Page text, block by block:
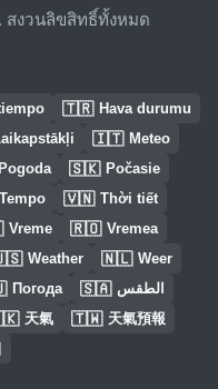
สงวนลิขสิทธิ์ทั้งหมด
🇹🇷 Hava durumu
🇮🇹 Meteo
Pogoda 🇸🇰 Počasie
Tempo 🇻🇳 Thời tiết
Vreme 🇷🇴 Vremea
Weather 🇳🇱 Weer
Погода 🇸🇦 الطقس
天氣 🇹🇼 天氣預報